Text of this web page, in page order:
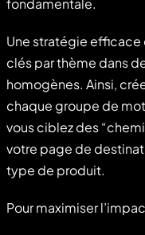
Une stratégie efficace
clés par thème dans
homogènes. Ainsi,
chaque groupe de
vous ciblez des
votre page de
type de produit.
Pour maximiser